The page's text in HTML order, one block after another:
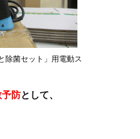
除菌セット」用電動ス
防として、